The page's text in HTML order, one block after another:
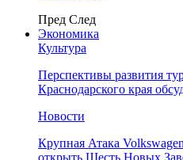
Пред След
Экономика
Культура
Перспективы развития
Краснодарского края
Новости
Крупная Атака
открыть Шесть Новых